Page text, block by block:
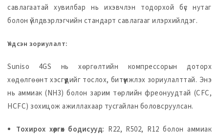
савлагаатай хувилбар нь ихэвчлэн тодорхой бүс нутаг
болон үйлдвэрлэгчийн стандарт савлагааг илэрхийлдэг.
Үндсэн зориулалт:
Suniso 4GS нь хөргөлтийн компрессорын доторх
хөдөлгөөнт хэсгүүдийг тослох, битүүмжлэх зориулалттай. Энэ
нь аммиак (NH3) болон зарим төрлийн фреонуудтай (CFC,
HCFC) зохицож ажиллахаар тусгайлан боловсруулсан.
Тохирох хөргөх бодисууд: R22, R502, R12 болон аммиак